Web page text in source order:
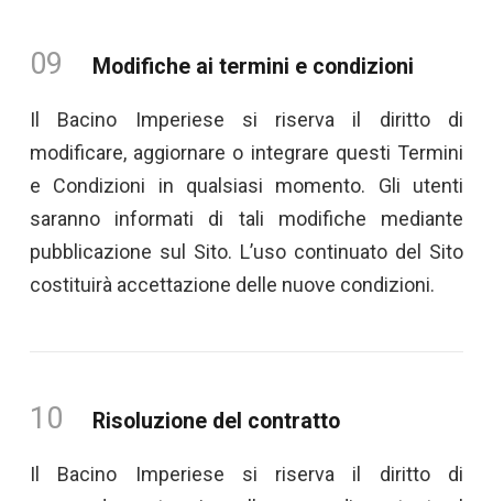
09 Modifiche ai termini e condizioni
Il Bacino Imperiese si riserva il diritto di
modificare, aggiornare o integrare questi Termini
e Condizioni in qualsiasi momento. Gli utenti
saranno informati di tali modifiche mediante
pubblicazione sul Sito. L’uso continuato del Sito
costituirà accettazione delle nuove condizioni.
10 Risoluzione del contratto
Il Bacino Imperiese si riserva il diritto di